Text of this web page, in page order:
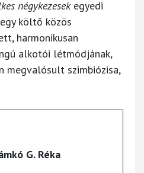
négykezesek egyedi
költő közös
harmonikusan
alkotói létmódjának,
megvalósult szimbiózisa,
G. Réka